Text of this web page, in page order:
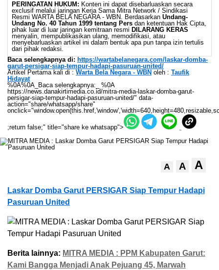
PERINGATAN HUKUM: Konten ini dapat disebarluaskan secara
exclusif melalui jaringan Kerja Sama Mitra Network / Sindikasi
Resmi WARTA BELA NEGARA - WBN. Berdasarkan Undang-
Undang No. 40 Tahun 1999 tentang Pers dan ketentuan Hak Cipta,
pihak luar di luar jaringan kemitraan resmi DILARANG KERAS
menyalin, mempublikasikan ulang, memodifikasi, atau
menyebarluaskan artikel ini dalam bentuk apa pun tanpa izin tertulis
dari pihak redaksi.
Baca selengkapnya di: https://wartabelanegara.com/laskar-domba-
garut-persigar-siap-tempur-hadapi-pasuruan-united/
Artikel Pertama kali di : Warta Bela Negara - WBN oleh : Taufik
Hidayat
%0A%0A_Baca selengkapnya:_ %0A
https://news.danakirtimedia.co.id/mitra-media-laskar-domba-garut-
persigar-siap-tempur-hadapi-pasuruan-united/" data-
action="share/whatsapp/share"
;return false;" title="share ke whatsapp">
A A A
Laskar Domba Garut PERSIGAR Siap Tempur Hadapi
Pasuruan United
Berita lainnya: MITRA MEDIA : PPM Kabupaten Garut:
Kami Bangga Menjadi Anak Pejuang 45, Marwah